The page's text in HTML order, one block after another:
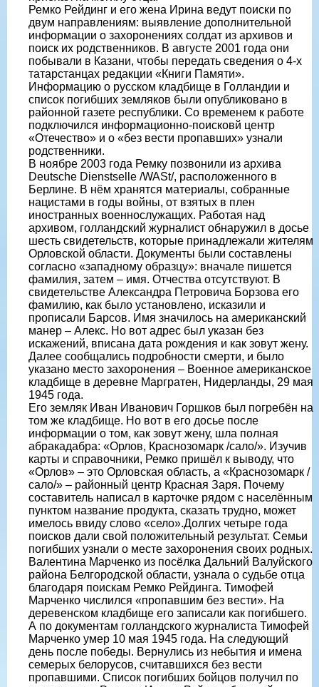
Ремко Рейдинг и его жена Ирина ведут поиски по
двум направлениям: выявление дополнительной
информации о захоронениях солдат из архивов и
поиск их родственников. В августе 2001 года они
побывали в Казани, чтобы передать сведения о 4-х
татарстанцах редакции «Книги Памяти».
Информацию о русском кладбище в Голландии и
список погибших земляков были опубликовано в
районной газете республики. Со временем к работе
подключился информационно-поисковй центр
«Отечество» и о «без вести пропавших» узнали
родственники.
В ноябре 2003 года Ремку позвонили из архива
Deutsche Dienstselle /WASt/, расположенного в
Берлине. В нём хранятся материалы, собранные
нацистами в годы войны, от взятых в плен
иностранных военнослужащих. Работая над
архивом, голландский журналист обнаружил в досье
шесть свидетельств, которые принадлежали жителям
Орловской области. Документы были составлены
согласно «западному образцу»: вначале пишется
фамилия, затем – имя. Отчества отсутствуют. В
свидетельстве Александра Петровича Борзова его
фамилию, как было установлено, исказили и
прописали Барсов. Имя значилось на американский
манер – Алекс. Но вот адрес был указан без
искажений, вписана дата рождения и как зовут жену.
Далее сообщались подробности смерти, и было
указано место захоронения – Военное американское
кладбище в деревне Маргратен, Нидерланды, 29 мая
1945 года.
Его земляк Иван Иванович Горшков был погребён на
том же кладбище. Но вот в его досье после
информации о том, как зовут жену, шла полная
абракадабра: «Орлов, Краснозомарк /сало/». Изучив
карты и справочники, Ремко пришёл к выводу, что
«Орлов» – это Орловская область, а «Краснозомарк /
сало/» – районный центр Красная Заря. Почему
составитель написал в карточке рядом с населённым
пунктом название продукта, сказать трудно, может
имелось ввиду слово «село».Долгих четыре года
поисков дали свой положительный результат. Семьи
погибших узнали о месте захоронения своих родных.
Валентина Марченко из посёлка Дальний Валуйского
района Белгородской области, узнала о судьбе отца
благодаря поискам Ремко Рейдинга. Тимофей
Марченко числился «пропавшим без вести». На
деревенском кладбище его записали как погибшего.
А по документам голландского журналиста Тимофей
Марченко умер 10 мая 1945 года. На следующий
день после победы. Вернулись из небытия и имена
семерых белорусов, считавшихся без вести
пропавшими. Список погибших бойцов получил по